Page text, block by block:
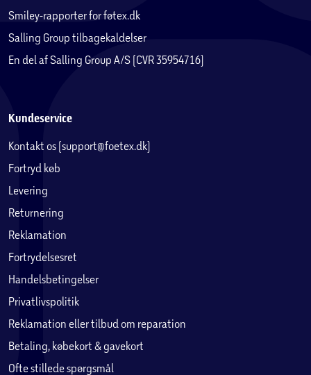
Smiley-rapporter for føtex.dk
Salling Group tilbagekaldelser
En del af Salling Group A/S (CVR 35954716)
Kundeservice
Kontakt os (support@foetex.dk)
Fortryd køb
Levering
Returnering
Reklamation
Fortrydelsesret
Handelsbetingelser
Privatlivspolitik
Reklamation eller tilbud om reparation
Betaling, købekort & gavekort
Ofte stillede spørgsmål